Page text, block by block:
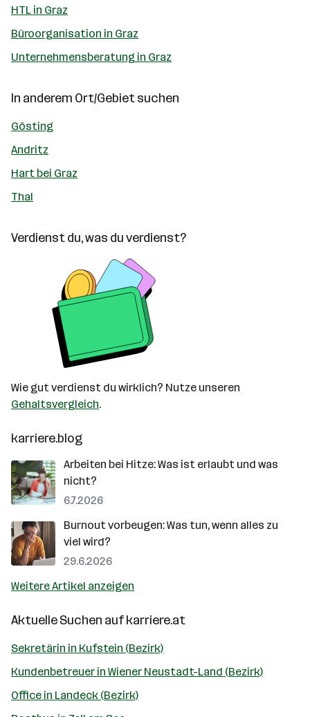
HTL in Graz
Büroorganisation in Graz
Unternehmensberatung in Graz
In anderem Ort/Gebiet suchen
Gösting
Andritz
Hart bei Graz
Thal
Verdienst du, was du verdienst?
Wie gut verdienst du wirklich? Nutze unseren
Gehaltsvergleich.
karriere.blog
Arbeiten bei Hitze: Was ist erlaubt und was
nicht?
6.7.2026
Burnout vorbeugen: Was tun, wenn alles zu
viel wird?
29.6.2026
Weitere Artikel anzeigen
Aktuelle Suchen aufkarriere.at
Sekretärin in Kufstein (Bezirk)
Kundenbetreuer in Wiener Neustadt-Land (Bezirk)
Office in Landeck (Bezirk)